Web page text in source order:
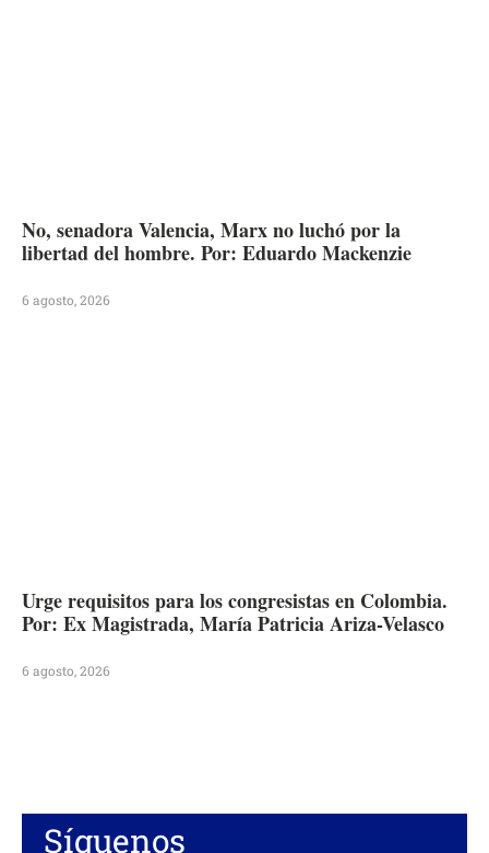
No, senadora Valencia, Marx no luchó por la
libertad del hombre. Por: Eduardo Mackenzie
6 agosto, 2026
Urge requisitos para los congresistas en Colombia.
Por: Ex Magistrada, María Patricia Ariza-Velasco
6 agosto, 2026
Síguenos